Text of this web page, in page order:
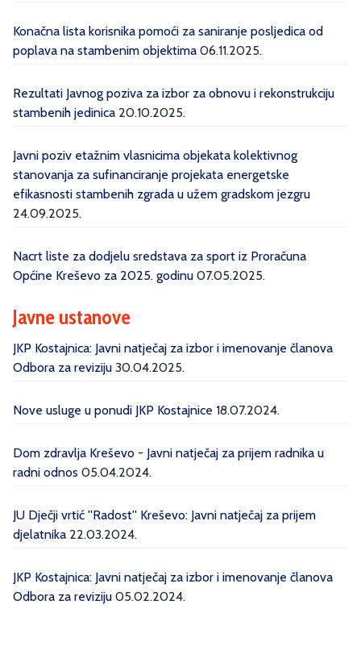
Konačna lista korisnika pomoći za saniranje posljedica od
poplava na stambenim objektima 06.11.2025.
Rezultati Javnog poziva za izbor za obnovu i rekonstrukciju
stambenih jedinica 20.10.2025.
Javni poziv etažnim vlasnicima objekata kolektivnog
stanovanja za sufinanciranje projekata energetske
efikasnosti stambenih zgrada u užem gradskom jezgru
24.09.2025.
Nacrt liste za dodjelu sredstava za sport iz Proračuna
Općine Kreševo za 2025. godinu 07.05.2025.
Javne ustanove
JKP Kostajnica: Javni natječaj za izbor i imenovanje članova
Odbora za reviziju 30.04.2025.
Nove usluge u ponudi JKP Kostajnice 18.07.2024.
Dom zdravlja Kreševo - Javni natječaj za prijem radnika u
radni odnos 05.04.2024.
JU Dječji vrtić ''Radost'' Kreševo: Javni natječaj za prijem
djelatnika 22.03.2024.
JKP Kostajnica: Javni natječaj za izbor i imenovanje članova
Odbora za reviziju 05.02.2024.